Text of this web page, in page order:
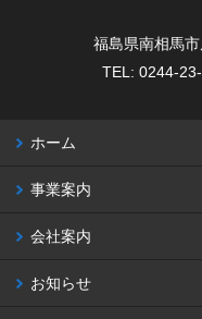
福島県南相馬
TEL: 0244-
ホーム
事業案内
会社案内
お知らせ